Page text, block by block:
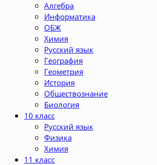
Алгебра
Информатика
ОБЖ
Химия
Русский язык
География
Геометрия
История
Обществознание
Биология
10 класс
Русский язык
Физика
Химия
11 класс